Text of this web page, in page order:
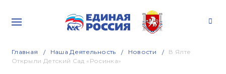
Главная Наша Деятельность Новости
В Ялте
Открыли Детский Сад «Росинка»